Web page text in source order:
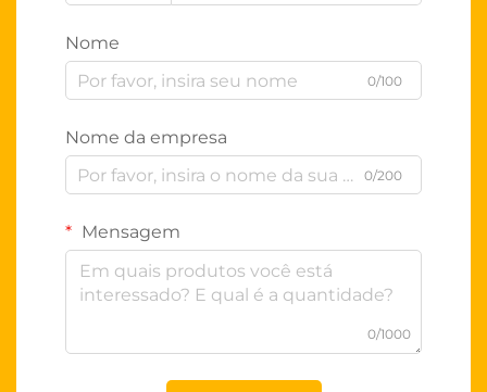
Nome
0/100
Nome da empresa
0/200
Mensagem
0/1000